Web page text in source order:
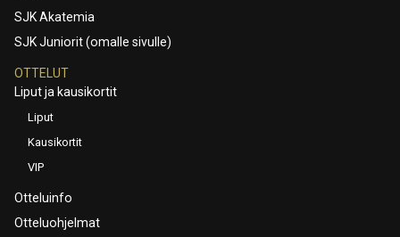
SJK Akatemia
SJK Juniorit (omalle sivulle)
OTTELUT
Liput ja kausikortit
Liput
Kausikortit
VIP
Otteluinfo
Otteluohjelmat